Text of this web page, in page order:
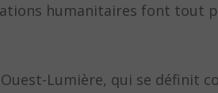
humanitaires font tout
Lumière, qui se définit